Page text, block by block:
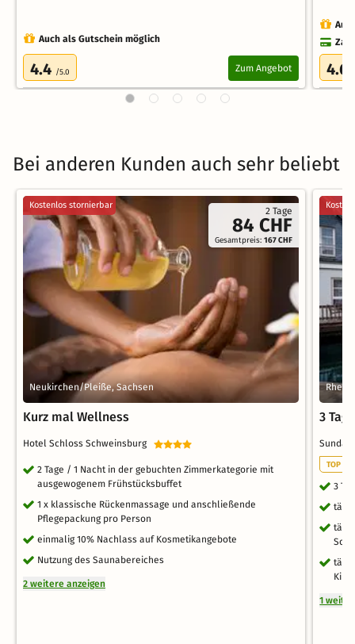
Auch als Gutschein möglich
4.4 /5.0 Zum Angebot 4.6
Bei anderen Kunden auch sehr beliebt
2 Tage
84 CHF
Gesamtpreis:167 CHF
Kostenlos stornierbar
Neukirchen/Pleiße, Sachsen
Kurz mal Wellness
Hotel Schloss Schweinsburg
2 Tage / 1 Nacht in der gebuchten Zimmerkategorie mit
ausgewogenem Frühstücksbuffet
1 x klassische Rückenmassage und anschließende
Pflegepackung pro Person
einmalig 10% Nachlass auf Kosmetikangebote
Nutzung des Saunabereiches
2 weitere anzeigen
3
TOP
3
1